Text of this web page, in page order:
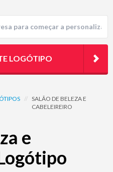
// SALÃO DE BELEZA E
CABELEIREIRO
e
LOGÓTIPO